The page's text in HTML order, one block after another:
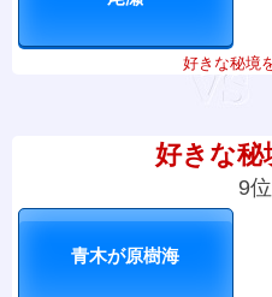
好きな秘境
好きな秘
9